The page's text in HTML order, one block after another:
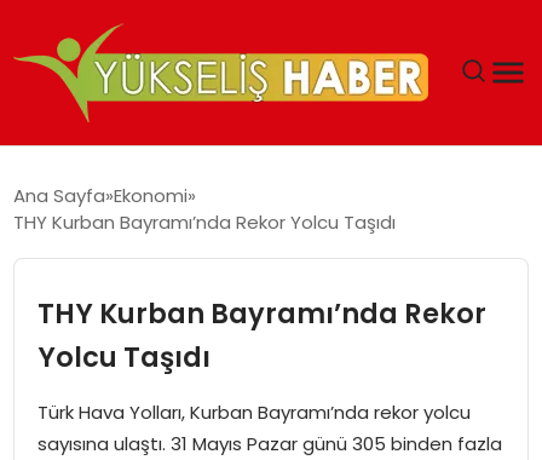
MALIYETLERINI AZALTIYOR’
Ana Sayfa Ekonomi
THY Kurban Bayramı’nda Rekor Yolcu Taşıdı
THY Kurban Bayramı’nda Rekor
Yolcu Taşıdı
Türk Hava Yolları, Kurban Bayramı’nda rekor yolcu
sayısına ulaştı. 31 Mayıs Pazar günü 305 binden fazla